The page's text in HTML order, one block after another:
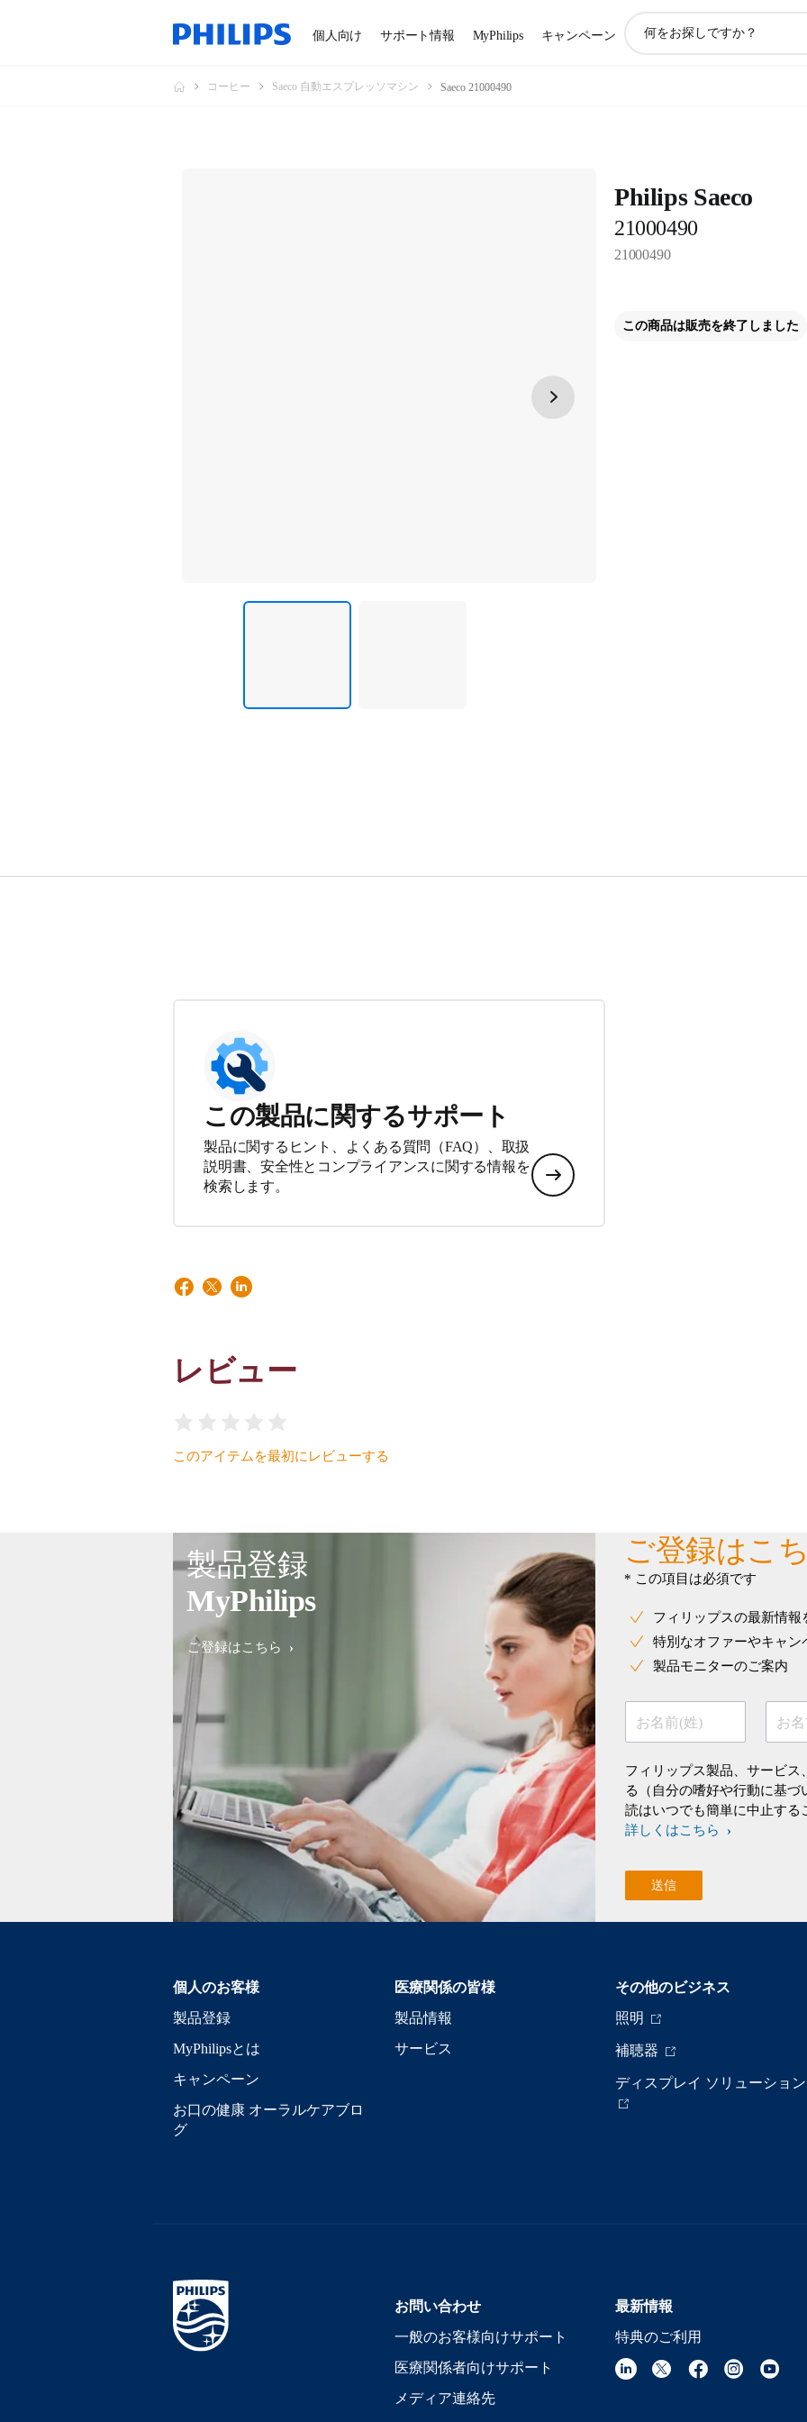
個人向け サポート情報 MyPhilips キャンペーン
索
コーヒー Saeco 自動エスプレッソマシン Saeco 21000490
Philips Saeco
21000490
21000490
この商品は販売を終了しました
この製品に関するサポート
製品に関するヒント、よくある質問（FAQ）、取扱
説明書、安全性とコンプライアンスに関する情報を
検索します。
レビュー
このアイテムを最初にレビューする
製品登録
MyPhilips
ご登録はこちら
ご登録はこ
* この項目は必須です
フィリップスの最新情報
特別なオファーやキャン
製品モニターのご案内
お名前(姓) お
フィリップス製品、サービ
る（自分の嗜好や行動に基
読はいつでも簡単に中止する
詳しくはこちら
個人のお客様
製品登録
MyPhilipsとは
キャンペーン
お口の健康 オーラルケアブロ
グ
医療関係の皆様
製品情報
サービス
その他のビジネス
照明
補聴器
ディスプレイ ソリューション
お問い合わせ
一般のお客様向けサポート
医療関係者向けサポート
メディア連絡先
最新情報
特典のご利用